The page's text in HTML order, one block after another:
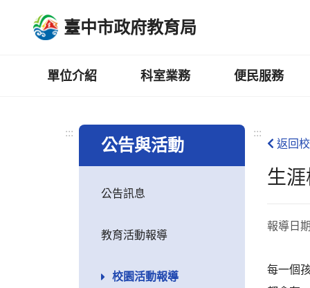
臺中市政府教育局
單位介紹 科室業務 便民服務
:::
公告與活動
公告訊息
教育活動報導
校園活動報導
:::
返回
生
報導日
每一個